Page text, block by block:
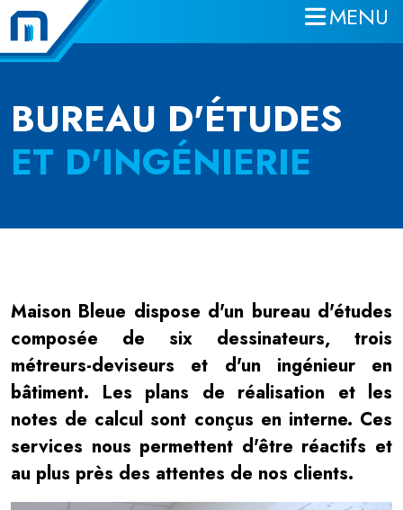
Aller au contenu principal
MENU
BUREAU D'ÉTUDES
ET D'INGÉNIERIE
Maison Bleue dispose d'un bureau d'études
composée de six dessinateurs, trois
métreurs-deviseurs et d'un ingénieur en
bâtiment. Les plans de réalisation et les
notes de calcul sont conçus en interne. Ces
services nous permettent d'être réactifs et
au plus près des attentes de nos clients.